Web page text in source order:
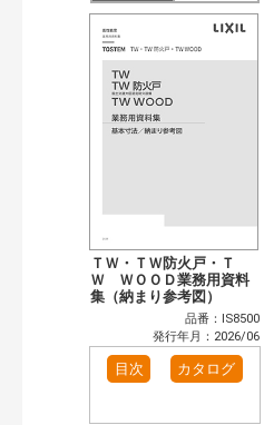
ＴＷ・ＴＷ防火戸・Ｔ
Ｗ ＷＯＯＤ業務用資料
集（納まり参考図）
品番：IS8500
発行年月：2026/06
目次 カタログ